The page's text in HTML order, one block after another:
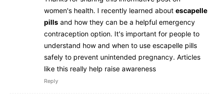
women's health. I recently learned about escapelle
pills and how they can be a helpful emergency
contraception option. It's important for people to
understand how and when to use escapelle pills
safely to prevent unintended pregnancy. Articles
like this really help raise awareness
Reply